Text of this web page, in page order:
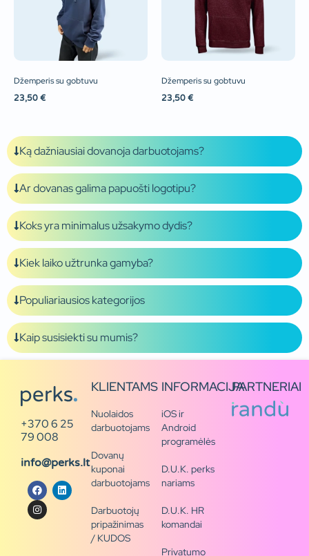
Džemperis su gobtuvu
23,50 €
Džemperis su gobtuvu
23,50 €
Ką dažniausiai dovanoja darbuotojams?
Ar dovanas galima papuošti logotipu?
Koks yra minimalus užsakymo dydis?
Kiek laiko užtrunka gamyba?
Populiariausios kategorijos
Kaip susisiekti su mumis?
+370 6 25
79 008
info@perks.lt
KLIENTAMS
Nuolaidos
darbuotojams
Dovanų
kuponai
darbuotojams
Darbuotojų
pripažinimas
/ KUDOS
INFORMACIJA
iOS ir
Android
programėlės
D.U.K. perks
nariams
D.U.K. HR
komandai
Privatumo
PARTNERIAI